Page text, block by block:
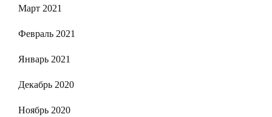
Март 2021
Февраль 2021
Январь 2021
Декабрь 2020
Ноябрь 2020